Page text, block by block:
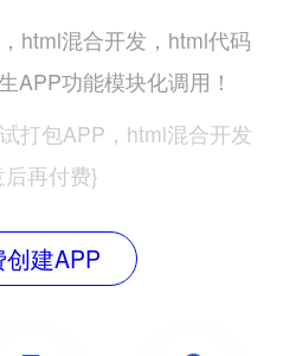
html混合开发，html代码
APP功能模块化调用！
打包APP，html混合开发
再付费}
创建APP